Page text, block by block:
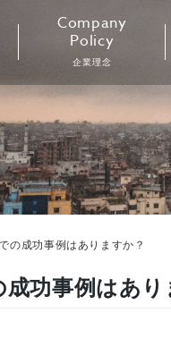
Company
Policy
企業理念
の成功事例はありますか？
功事例はあり